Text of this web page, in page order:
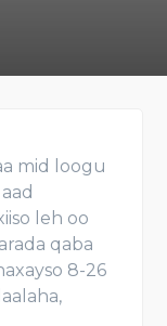
mid loogu
leh oo
qaba
8-26